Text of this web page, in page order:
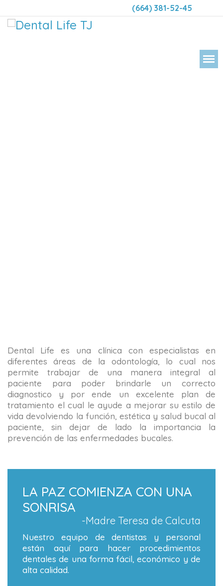
(664) 381-52-45
Dental Life es una clínica con especialistas en
diferentes áreas de la odontología, lo cual nos
permite trabajar de una manera integral al
paciente para poder brindarle un correcto
diagnostico y por ende un excelente plan de
tratamiento el cual le ayude a mejorar su estilo de
vida devolviendo la función, estética y salud bucal al
paciente, sin dejar de lado la importancia la
prevención de las enfermedades bucales.
LA PAZ COMIENZA CON UNA
SONRISA
-Madre Teresa de Calcuta
Nuestro equipo de dentistas y personal
están aquí para hacer procedimientos
dentales de una forma fácil, económico y de
alta calidad.